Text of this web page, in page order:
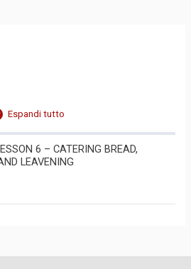
Espandi tutto
6 – CATERING BREAD,
LEAVENING